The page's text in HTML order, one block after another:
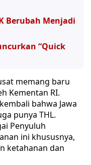
Berubah Menjadi
“Quick
memang baru
Kementan RI.
bahwa Jawa
punya THL.
Penyuluh
ini khususnya,
ketahanan dan